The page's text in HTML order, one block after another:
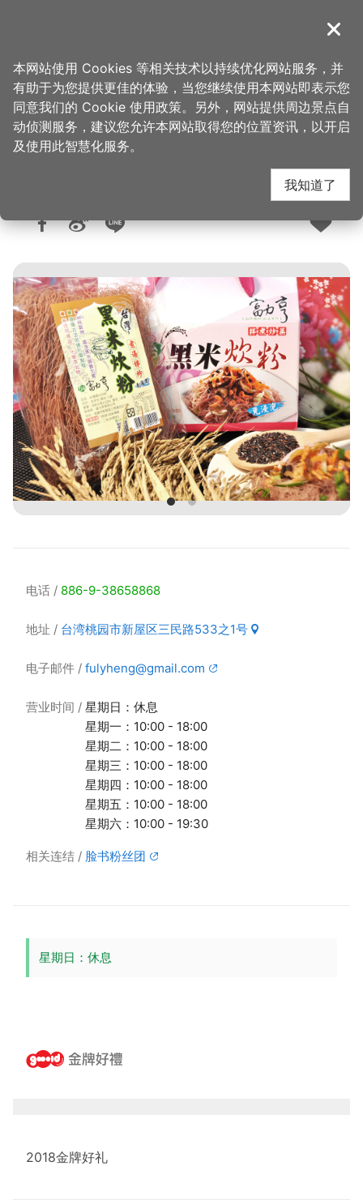
導覽
首页 > 购好物 > 购物快搜
富力亨有限公司
人气：6040
电话 886-9-38658868
地址 台湾桃园市新屋区三民路533之1号
电子邮件 fulyheng@gmail.com
营业时间
星期日：休息
星期一：10:00 - 18:00
星期二：10:00 - 18:00
星期三：10:00 - 18:00
星期四：10:00 - 18:00
星期五：10:00 - 18:00
星期六：10:00 - 19:30
相关连结 脸书粉丝团
星期日：休息
2018金牌好礼
关闭
本网站使用 Cookies 等相关技术以持续优化网站服务，并
有助于为您提供更佳的体验，当您继续使用本网站即表示您
同意我们的 Cookie 使用政策。另外，网站提供周边景点自
动侦测服务，建议您允许本网站取得您的位置资讯，以开启
及使用此智慧化服务。
我知道了